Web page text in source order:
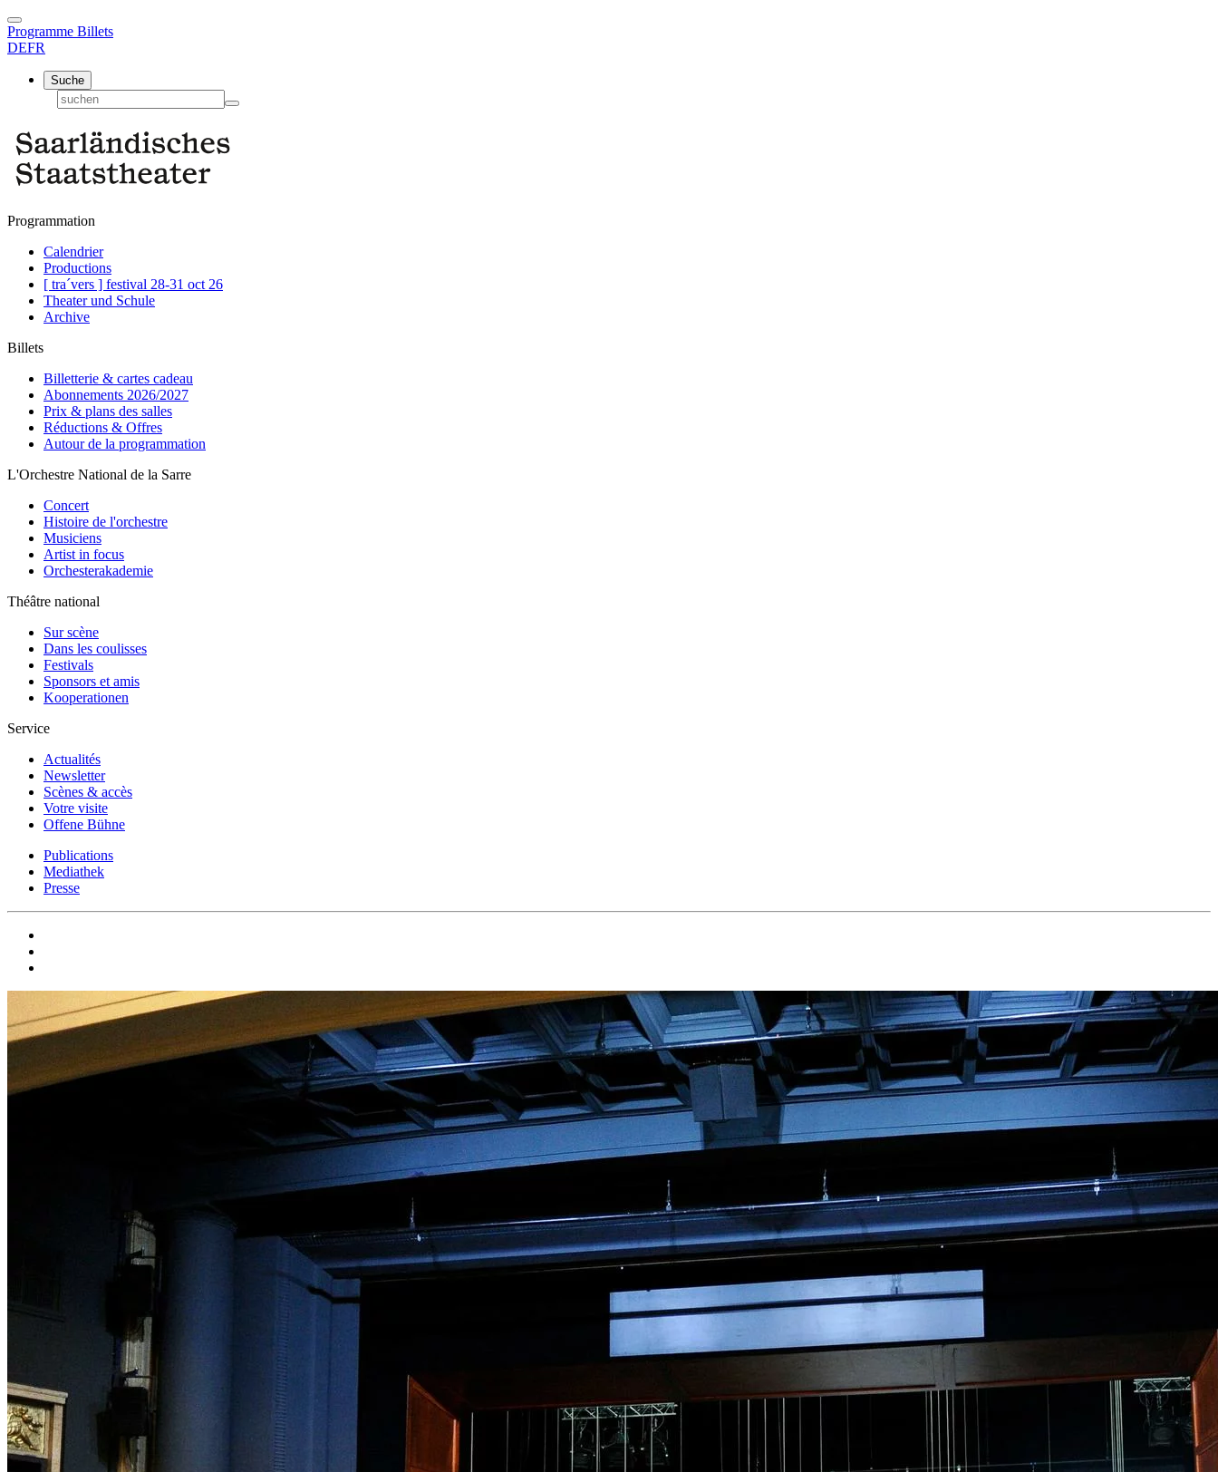
Programme Billets
DEFR
Suche
Programmation
Calendrier
Productions
[ tra´vers ] festival 28-31 oct 26
Theater und Schule
Archive
Billets
Billetterie & cartes cadeau
Abonnements 2026/2027
Prix & plans des salles
Réductions & Offres
Autour de la programmation
L'Orchestre National de la Sarre
Concert
Histoire de l'orchestre
Musiciens
Artist in focus
Orchesterakademie
Théâtre national
Sur scène
Dans les coulisses
Festivals
Sponsors et amis
Kooperationen
Service
Actualités
Newsletter
Scènes & accès
Votre visite
Offene Bühne
Publications
Mediathek
Presse